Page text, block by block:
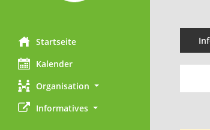
Startseite
Kalender
Organisation
Informatives